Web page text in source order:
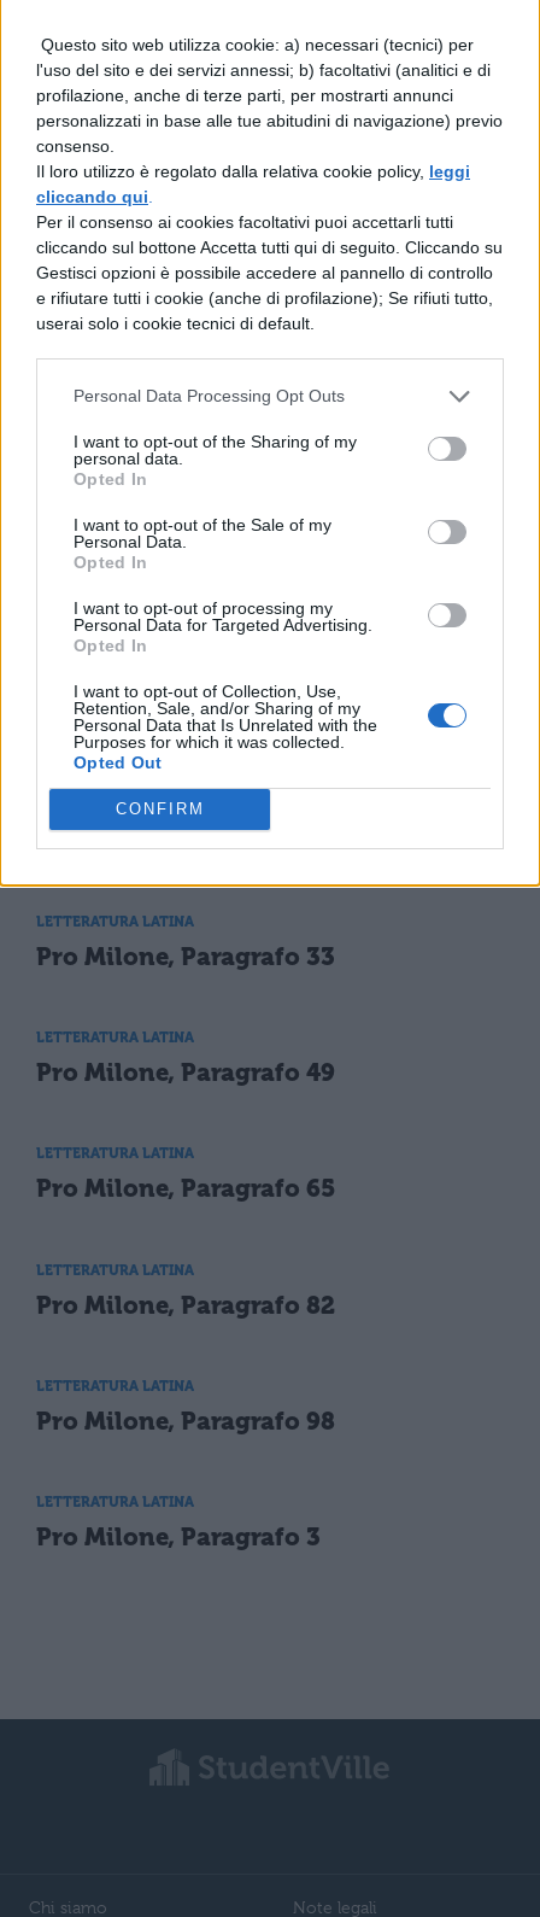
Questo sito web utilizza cookie: a) necessari (tecnici) per
l'uso del sito e dei servizi annessi; b) facoltativi (analitici e di
profilazione, anche di terze parti, per mostrarti annunci
personalizzati in base alle tue abitudini di navigazione) previo
consenso.
Il loro utilizzo è regolato dalla relativa cookie policy, leggi
cliccando qui
Per il consenso ai cookies facoltativi puoi accettarli tutti
cliccando sul bottone Accetta tutti qui di seguito. Cliccando su
Gestisci opzioni è possibile accedere al pannello di controllo
e rifiutare tutti i cookie (anche di profilazione); Se rifiuti tutto,
userai solo i cookie tecnici di default.
Personal Data Processing Opt Outs
I want to opt-out of the Sharing of my
personal data.
Opted In
I want to opt-out of the Sale of my
Personal Data.
Opted In
I want to opt-out of processing my
Personal Data for Targeted Advertising.
Opted In
I want to opt-out of Collection, Use,
Retention, Sale, and/or Sharing of my
Personal Data that Is Unrelated with the
Purposes for which it was collected.
Opted Out
CONFIRM
esercito e la possibilità di arruolare soldati,
avrebbe atteso il dibattito giudiziario per
punire i disegni di chi con la violenza era in
grado di eliminare i giudizi stessi? Pompeo
s'è pronunciato con sufficiente chiarezza
sulla falsità delle accuse rivolte a Milone: ha
proposto una legge in base alla quale, così
mi sembra, voi avete l'obbligo morale di
comune, la facoltà di farlo.
TI POTREBBE INTERESSARE
LETTERATURA LATINA
Pro Milone, Paragrafo 2
LETTERATURA LATINA
Pro Milone, Paragrafo 17
LETTERATURA LATINA
Pro Milone, Paragrafo 33
LETTERATURA LATINA
Pro Milone, Paragrafo 49
LETTERATURA LATINA
Pro Milone, Paragrafo 65
LETTERATURA LATINA
Pro Milone, Paragrafo 82
LETTERATURA LATINA
Pro Milone, Paragrafo 98
LETTERATURA LATINA
Pro Milone, Paragrafo 3
Chi siamo Note legali